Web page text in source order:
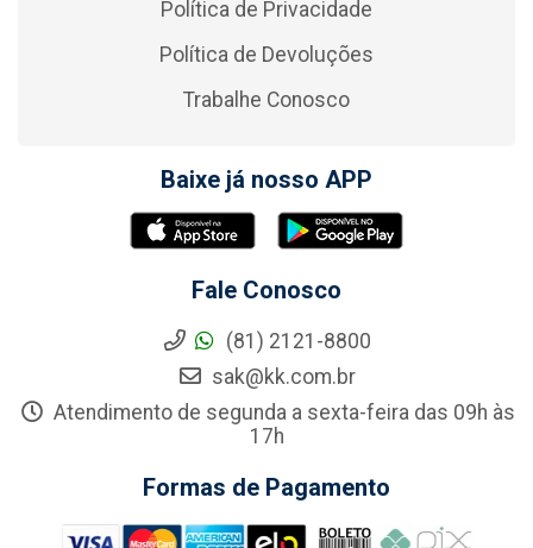
Política de Privacidade
Política de Devoluções
Trabalhe Conosco
Baixe já nosso APP
Fale Conosco
(81) 2121-8800
sak@kk.com.br
Atendimento de segunda a sexta-feira das 09h às
17h
Formas de Pagamento